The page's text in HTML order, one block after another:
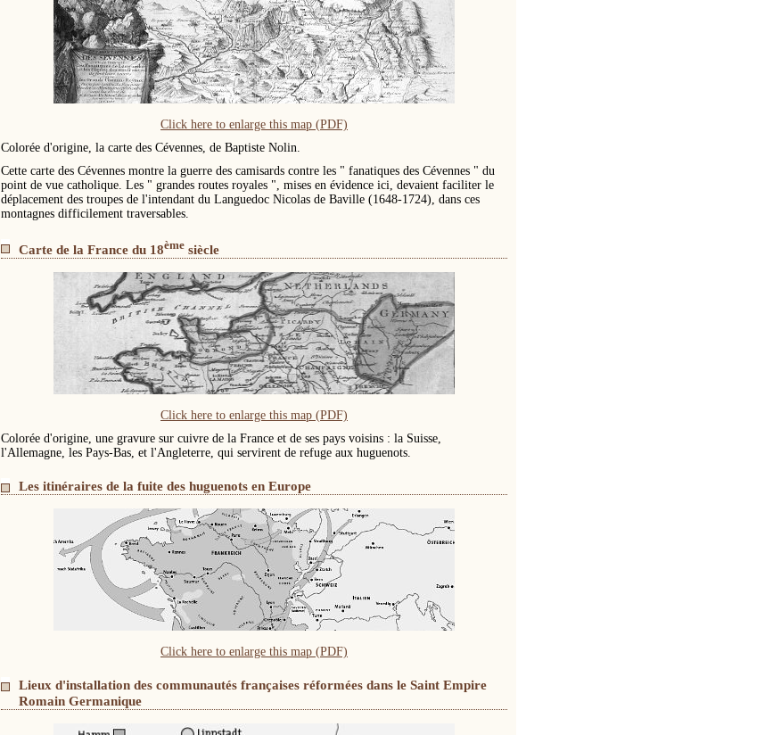
Click here to enlarge this map (PDF)
Colorée d'origine, la carte des Cévennes, de Baptiste Nolin.
Cette carte des Cévennes montre la guerre des camisards contre les " fanatiques des Cévennes " du
point de vue catholique. Les " grandes routes royales ", mises en évidence ici, devaient faciliter le
déplacement des troupes de l'intendant du Languedoc Nicolas de Baville (1648-1724), dans ces
montagnes difficilement traversables.
Carte de la France du 18ème siècle
Click here to enlarge this map (PDF)
Colorée d'origine, une gravure sur cuivre de la France et de ses pays voisins : la Suisse,
l'Allemagne, les Pays-Bas, et l'Angleterre, qui servirent de refuge aux huguenots.
Les itinéraires de la fuite des huguenots en Europe
Click here to enlarge this map (PDF)
Lieux d'installation des communautés françaises réformées dans le Saint Empire
Romain Germanique